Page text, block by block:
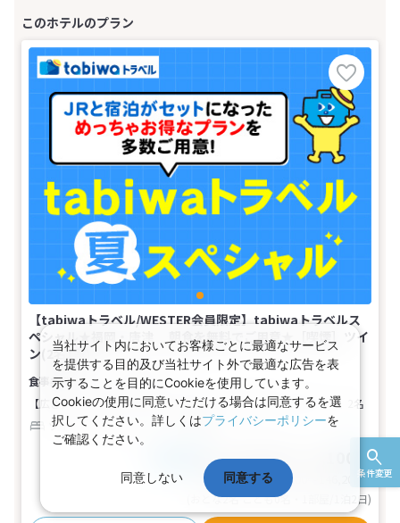
条件変更
【tabiwaトラベル/WESTER会員限定】tabiwaトラベルス
ペシャル★福岡・唐津 朝食を無料でご用意★［喫煙］ツイ
ン(2名1室)
食事なし
【広さ】16.5平米
【ベッド】幅115cm×長さ200cm（2台）
2名
ツイン
バス トイレ 喫煙
税込53,600～73,100円
基本代金合計107,200〜146,200 円
(おとな2名 こども0名・1部屋/1泊2日)
当社サイト内においてお客様ごとに最適なサービス
を提供する目的及び当社サイト外で最適な広告を表
示することを目的にCookieを使用しています。
Cookieの使用に同意いただける場合は同意するを選
択してください。詳しくはプライバシーポリシーを
ご確認ください。
同意しない 同意する